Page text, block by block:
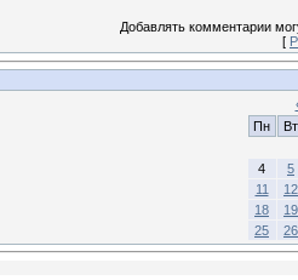
Добавлять комментарии
[
Пн
Вт
4
5
11
12
18
19
25
26